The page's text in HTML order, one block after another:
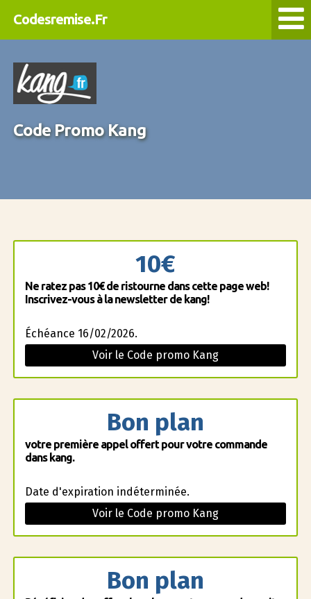
Codesremise.Fr
Code Promo Kang
10€
Ne ratez pas 10€ de ristourne dans cette page web!
Inscrivez-vous à la newsletter de kang!
Échéance 16/02/2026.
Voir le Code promo Kang
Bon plan
votre première appel offert pour votre commande
dans kang.
Date d'expiration indéterminée.
Voir le Code promo Kang
Bon plan